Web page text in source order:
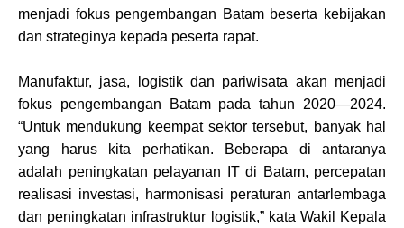
menjadi fokus pengembangan Batam beserta kebijakan
dan strateginya kepada peserta rapat.
Manufaktur, jasa, logistik dan pariwisata akan menjadi
fokus pengembangan Batam pada tahun 2020—2024.
“Untuk mendukung keempat sektor tersebut, banyak hal
yang harus kita perhatikan. Beberapa di antaranya
adalah peningkatan pelayanan IT di Batam, percepatan
realisasi investasi, harmonisasi peraturan antarlembaga
dan peningkatan infrastruktur logistik,” kata Wakil Kepala